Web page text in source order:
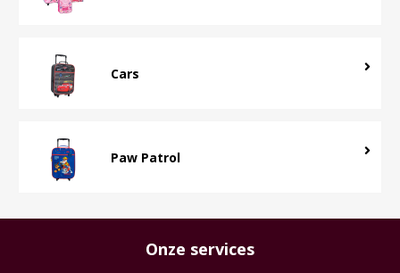
Cars
Paw Patrol
Onze services